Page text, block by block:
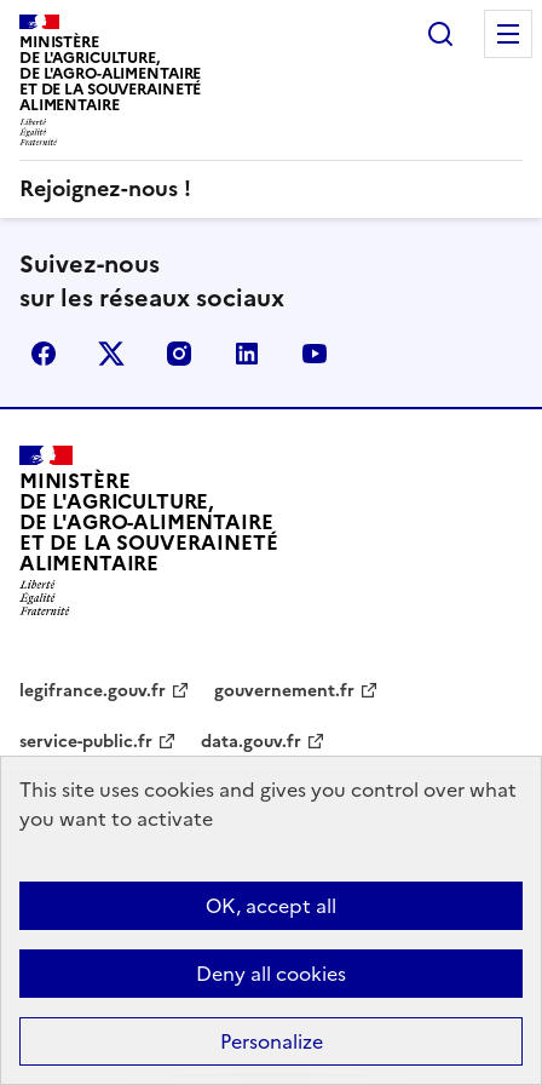
MINISTÈRE
DE L'AGRICULTURE,
DE L'AGRO-ALIMENTAIRE
ET DE LA SOUVERAINETÉ
ALIMENTAIRE
Rejoignez-nous !
Suivez-nous
sur les réseaux sociaux
FacebookX (Anciennement Twitter)
InstagramLinkedIn
MINISTÈRE
DE L'AGRICULTURE,
DE L'AGRO-ALIMENTAIRE
ET DE LA SOUVERAINETÉ
ALIMENTAIRE
legifrance.gouv.fr
gouvernement.fr
service-public.fr
data.gouv.fr
Accessibilité : conformité partielle
Sauf mention explicite de propriété intellectuelle détenue par des tiers,
les contenus de ce site sont proposés souslicence etalab-2.0
This site uses cookies and gives you control over what
you want to activate
OK, accept all
Deny all cookies
Personalize